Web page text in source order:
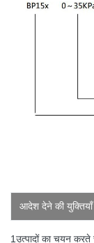
आदेश देने की युक्तियाँ
1उत्पादों का चयन करते